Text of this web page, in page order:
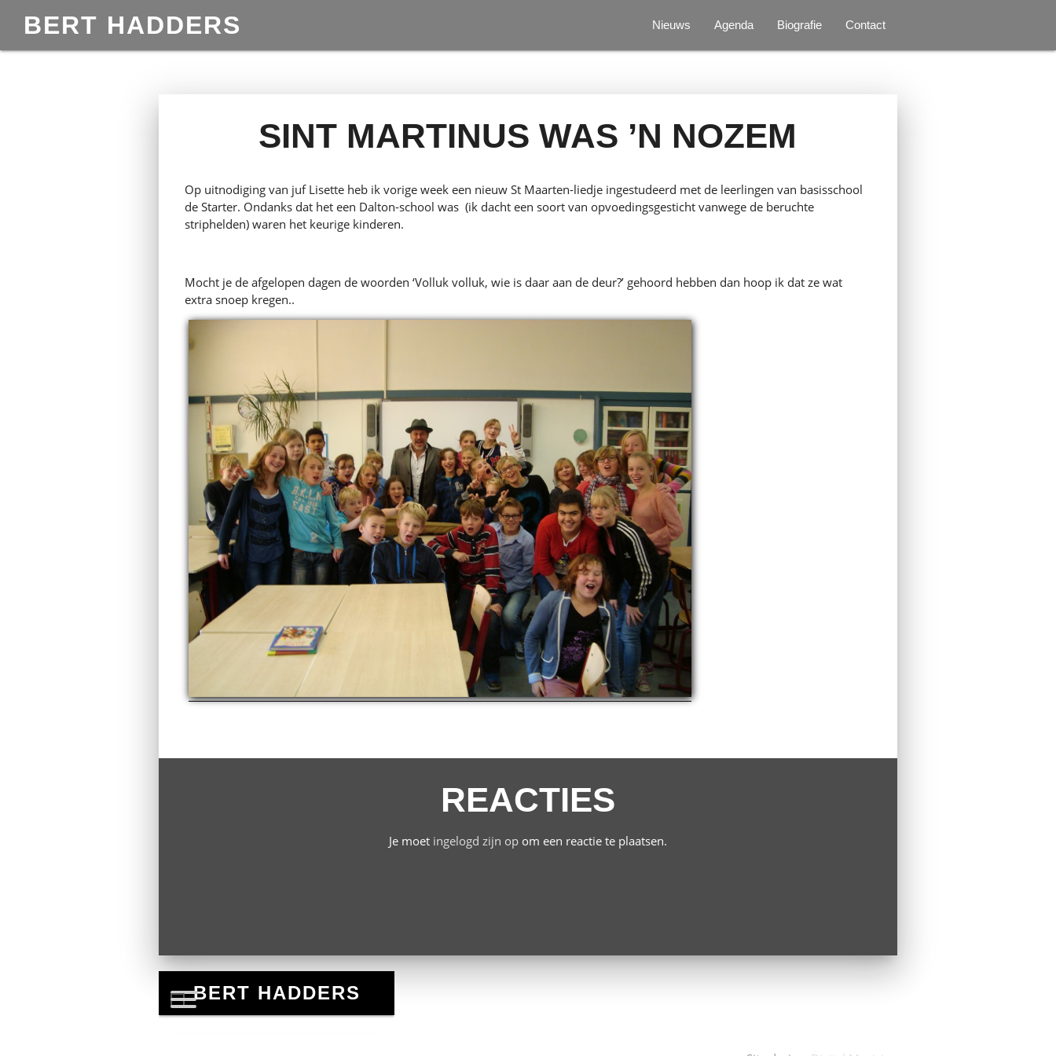
BERT HADDERS Nieuws Agenda Biografie Contact
SINT MARTINUS WAS ’N NOZEM
Op uitnodiging van juf Lisette heb ik vorige week een nieuw St Maarten-liedje ingestudeerd met de leerlingen van basisschool
de Starter. Ondanks dat het een Dalton-school was (ik dacht een soort van opvoedingsgesticht vanwege de beruchte
striphelden) waren het keurige kinderen.
Mocht je de afgelopen dagen de woorden ‘Volluk volluk, wie is daar aan de deur?’ gehoord hebben dan hoop ik dat ze wat
extra snoep kregen..
REACTIES
Je moet ingelogd zijn opom een reactie te plaatsen.